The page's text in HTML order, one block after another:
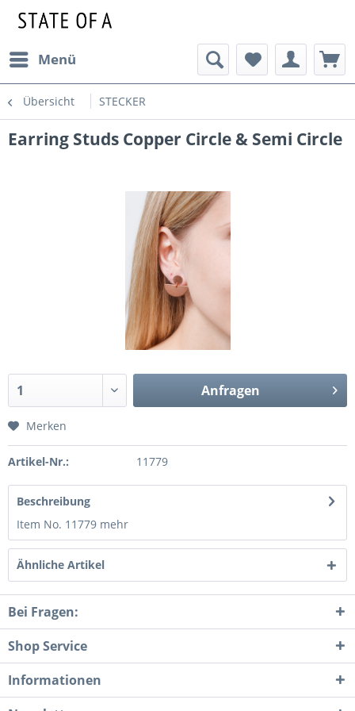
Menü
Übersicht STECKER
Earring Studs Copper Circle & Semi Circle
Anfragen
Merken
Artikel-Nr.: 11779
Beschreibung
Item No. 11779 mehr
Ähnliche Artikel
Bei Fragen:
Shop Service
Informationen